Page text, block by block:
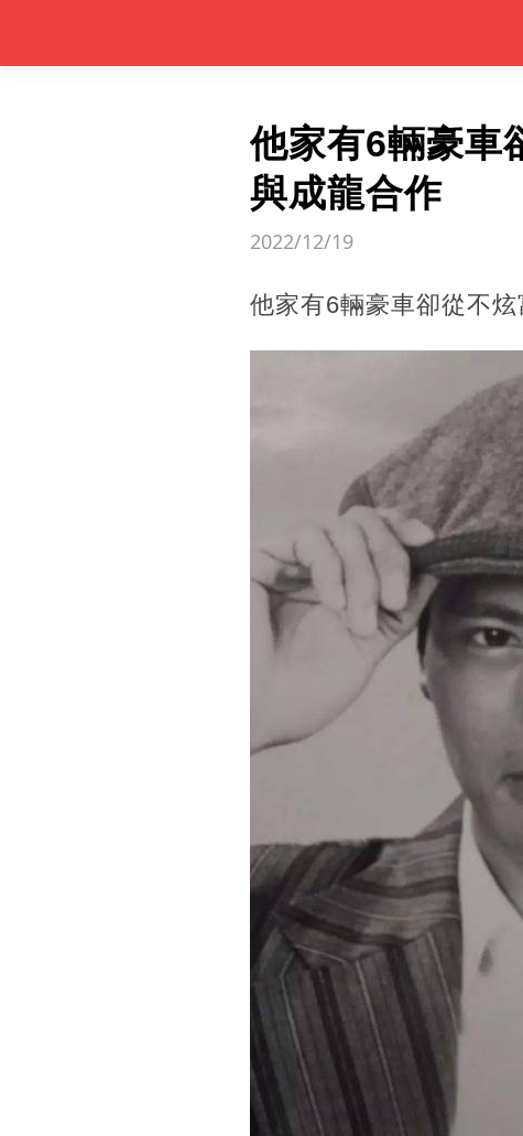
他家有6輛豪車
與成龍合作
2022/12/19
他家有6輛豪車卻從不